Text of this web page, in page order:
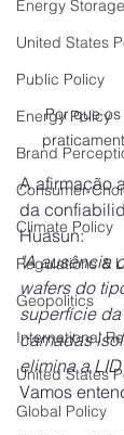
Energy
United States
Public Policy
Energy Policy
Brand
Consumer
Climate Policy
Regulations &
Geopolitics
International
United States
Global Policy
Por que
A afirmação
da
Huasun:
"A ausência
wafers do
superfície
camadas
elimina a LID
Vamos